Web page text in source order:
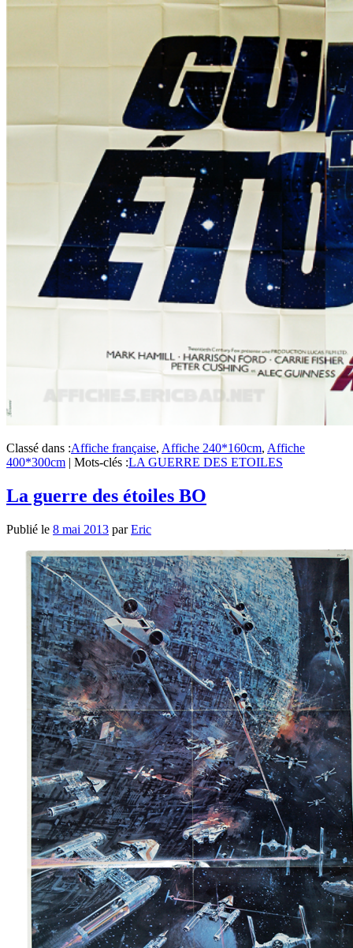
Classé dans :Affiche française, Affiche 240*160cm, Affiche
400*300cm
Mots-clés :LA GUERRE DES ETOILES
La guerre des étoiles BO
Publié le 8 mai 2013 parEric